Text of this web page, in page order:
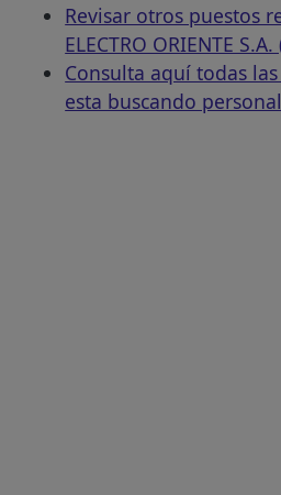
Revisar otros puestos
ELECTRO ORIENTE S.A.
Consulta aquí todas
esta buscando